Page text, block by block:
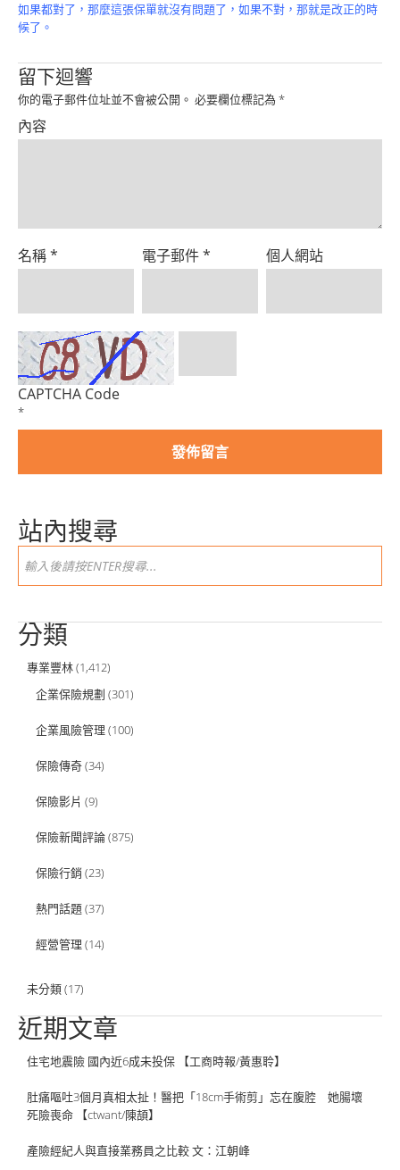
如果都對了，那麼這張保單就沒有問題了，如果不對，那就是改正的時
候了。
留下迴響
你的電子郵件位址並不會被公開。 必要欄位標記為 *
內容
名稱* 電子郵件* 個人網站
CAPTCHA Code
*
站內搜尋
分類
專業豐林(1,412)
企業保險規劃 (301)
企業風險管理 (100)
保險傳奇(34)
保險影片 (9)
保險新聞評論(875)
保險行銷 (23)
熱門話題(37)
經營管理 (14)
未分類(17)
近期文章
住宅地震險 國內近6成未投保 【工商時報/黃惠聆】
肚痛嘔吐3個月真相太扯！醫把「18cm手術剪」忘在腹腔 她腸壞
死險喪命 【ctwant/陳頡】
產險經紀人與直接業務員之比較 文：江朝峰